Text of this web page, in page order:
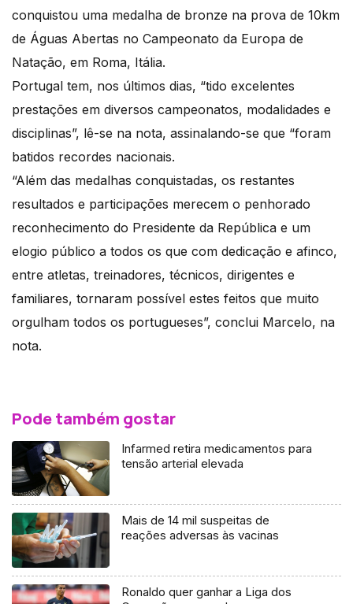
conquistou uma medalha de bronze na prova de 10km
de Águas Abertas no Campeonato da Europa de
Natação, em Roma, Itália.
Portugal tem, nos últimos dias, “tido excelentes
prestações em diversos campeonatos, modalidades e
disciplinas”, lê-se na nota, assinalando-se que “foram
batidos recordes nacionais.
“Além das medalhas conquistadas, os restantes
resultados e participações merecem o penhorado
reconhecimento do Presidente da República e um
elogio público a todos os que com dedicação e afinco,
entre atletas, treinadores, técnicos, dirigentes e
familiares, tornaram possível estes feitos que muito
orgulham todos os portugueses”, conclui Marcelo, na
nota.
Pode também gostar
Infarmed retira medicamentos para
tensão arterial elevada
Mais de 14 mil suspeitas de
reações adversas às vacinas
Ronaldo quer ganhar a Liga dos